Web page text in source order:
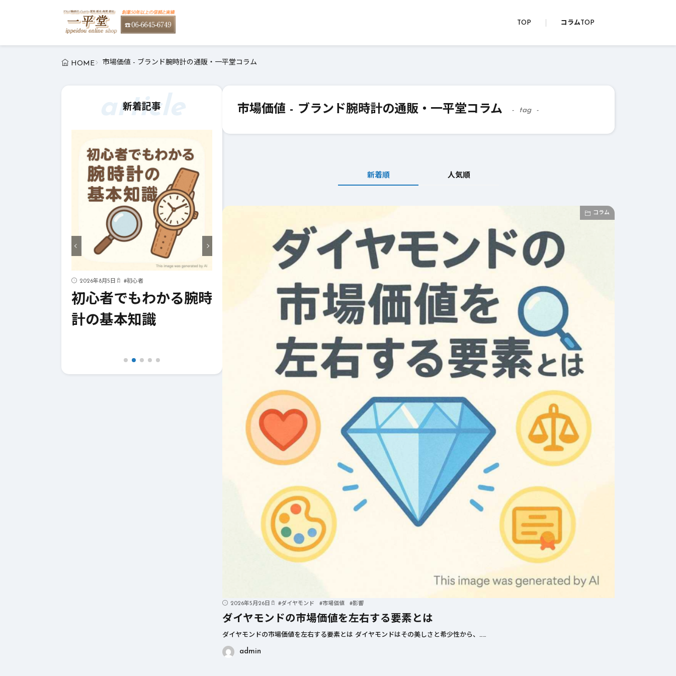
TOP コラムTOP
HOME 市場価値 - ブランド腕時計の通販・一平堂コラム
新着記事
article
2026年8月5日 #初心者
初心者でもわかる腕時
計の基本知識
ジュエリー
一生の宝物にしたいダ
イヤモンドジュエリー
ポイント
初めての純金購入！初
心者が押さえておくべ
きポイント
家族のためにできるお
金の使い道！幸せを引
き寄せる方法
市場価値 - ブランド腕時計の通販・一平堂コラム tag
新着順 人気順
コラム
2026年5月26日 #ダイヤモンド #市場価値 #影響
ダイヤモンドの市場価値を左右する要素とは
ダイヤモンドの市場価値を左右する要素とは ダイヤモンドはその美しさと希少性から、……
admin